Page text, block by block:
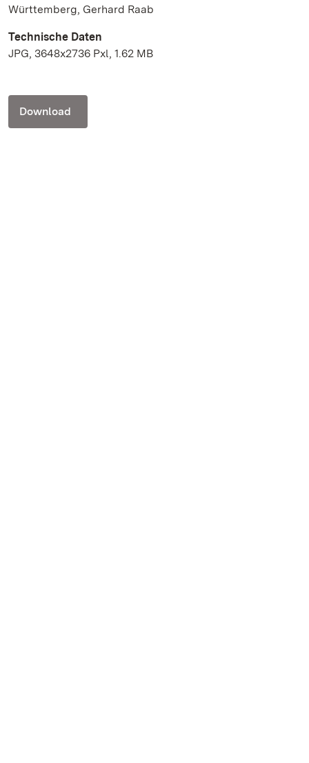
Württemberg, Gerhard Raab
Technische Daten
JPG, 3648x2736 Pxl, 1.62 MB
Download